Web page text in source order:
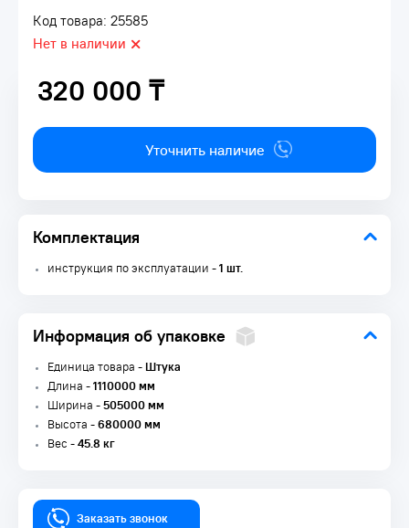
Код товара: 25585
Нет в наличии
320 000 ₸
320 000 ₸
Уточнить наличие
Комплектация
инструкция по эксплуатации -1 шт.
Информация об упаковке
Единица товара -Штука
Длина -1110000 мм
Ширина -505000 мм
Высота -680000 мм
Вес -45.8 кг
Заказать звонок